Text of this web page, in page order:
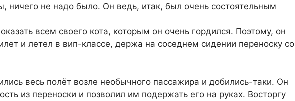
ничего не надо было. Он ведь, итак, был очень состоятельным
всем своего кота, которым он очень гордился. Поэтому, он
и летел в вип-классе, держа на соседнем сидении переноску со
весь полёт возле необычного пассажира и добились-таки. Он
из переноски и позволил им подержать его на руках. Восторгу